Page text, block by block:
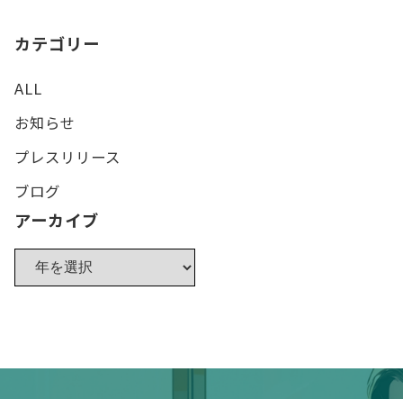
カテゴリー
ALL
お知らせ
プレスリリース
ブログ
アーカイブ